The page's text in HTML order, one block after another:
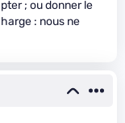
; ou donner le
: nous ne